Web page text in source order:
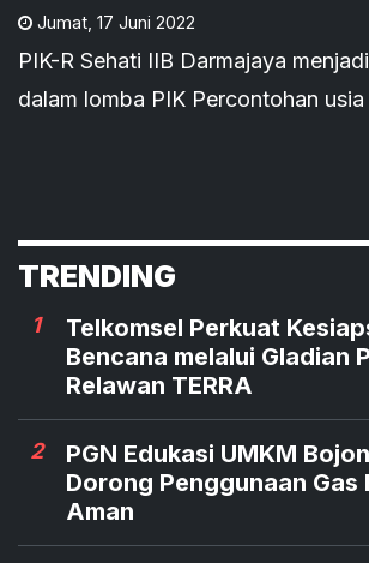
Jumat 17 Juni 2022
PIK-R Sehati IIB Darmajaya
dalam lomba PIK Percontohan
TRENDING
1
Telkomsel Perkuat
Bencana melalui Gladian
Relawan TERRA
2
PGN Edukasi UMKM
Dorong Penggunaan Gas
Aman